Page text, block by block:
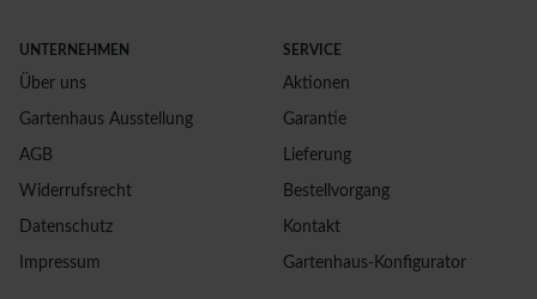
UNTERNEHMEN
Über uns
Gartenhaus Ausstellung
AGB
Widerrufsrecht
Datenschutz
Impressum
SERVICE
Aktionen
Garantie
Lieferung
Bestellvorgang
Kontakt
Gartenhaus-Konfigurator